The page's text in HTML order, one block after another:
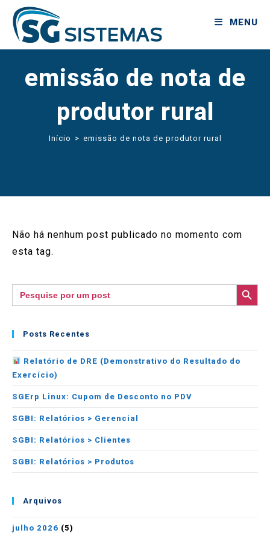
MENU
emissão de nota de
produtor rural
Início > emissão de nota de produtor rural
Não há nenhum post publicado no momento com
esta tag.
Search
for:
SEARCH BUTTON
Posts Recentes
Relatório de DRE (Demonstrativo do Resultado do
Exercício)
SGErp Linux: Cupom de Desconto no PDV
SGBI: Relatórios > Gerencial
SGBI: Relatórios > Clientes
SGBI: Relatórios > Produtos
Arquivos
julho 2026 (5)